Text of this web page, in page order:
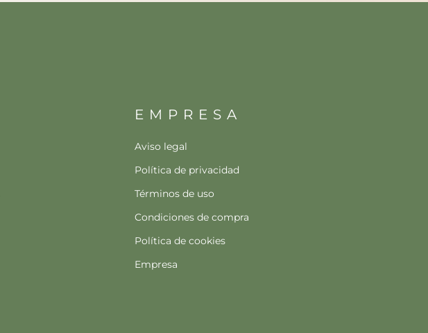
EMPRESA
Aviso legal
Política de privacidad
Términos de uso
Condiciones de compra
Política de cookies
Empresa